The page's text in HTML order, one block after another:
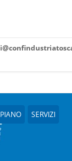
SERVIZI